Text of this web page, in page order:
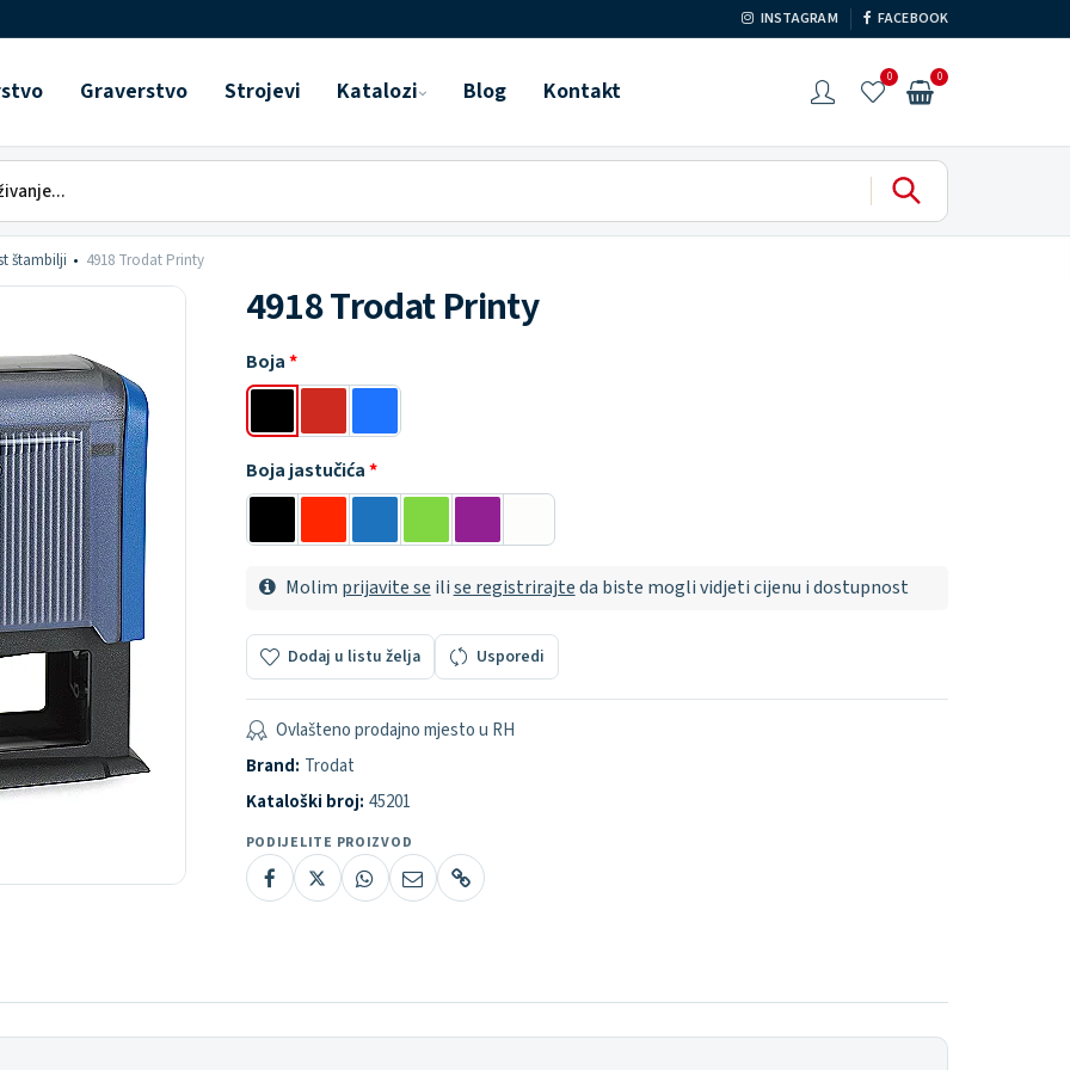
INSTAGRAM FACEBOOK
Graverstvo Strojevi Katalozi Blog Kontakt 0 0
štambilji 4918 Trodat Printy
4918 Trodat Printy
Boja
Boja jastučića
Molim prijavite se ilise registrirajteda biste mogli vidjeti cijenu i dostupnost
Dodaj u listu želja Usporedi
Ovlašteno prodajno mjesto u RH
Brand: Trodat
Kataloški broj: 45201
PODIJELITE PROIZVOD